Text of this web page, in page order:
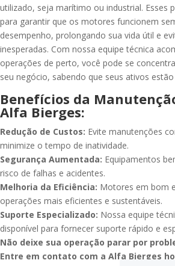
utilizado, seja marítimo ou industrial. Esses
para garantir que os motores funcionem
desempenho, prolongando sua vida útil e
inesperadas. Com nossa equipe técnica
operações de perto, você pode se
seu negócio, sabendo que seus ativos
Benefícios da
Alfa Bierges:
Redução de Custos: Evite manutenções
minimize o tempo de inatividade.
Segurança Aumentada: Equipamentos
risco de falhas e acidentes.
Melhoria da Eficiência: Motores em bom
operações mais eficientes e sustentáveis.
Suporte Especializado: Nossa equipe
disponível para fornecer suporte rápido e
Não deixe sua operação parar por
Entre em contato com a Alfa Bierges